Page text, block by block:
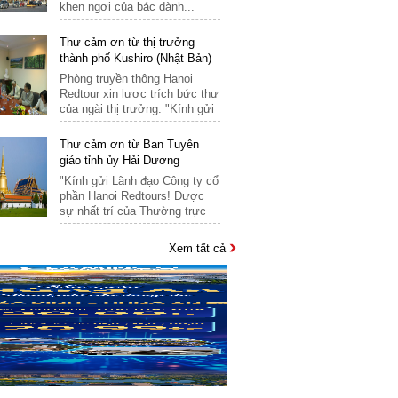
Ba Lan
Bỉ
Bồ Đào Nha
Croatia
Đan Mạch
Đức
Hungary
Hy Lạp
Luxembourg
Malta
Marocco
31
Singapore Srilanka
Thái Lan
Trung Quốc Úc
Ai Cập
khen ngợi của bác dành...
Thư cảm ơn từ thị trưởng
thành phố Kushiro (Nhật Bản)
Phòng truyền thông Hanoi
Redtour xin lược trích bức thư
của ngài thị trưởng: "Kính gửi
Tổng Giám...
Thư cảm ơn từ Ban Tuyên
giáo tỉnh ủy Hải Dương
"Kính gửi Lãnh đạo Công ty cổ
phần Hanoi Redtours! Được
sự nhất trí của Thường trực
tỉnh...
Khách hàng Phạm Công Trân
(huyện Kỳ Anh, tỉnh Hà Tĩnh)
Ban Biên tập xin đăng tải bức
thư này: Những lời động viên
khen ngợi của bác dành...
Thư cảm ơn từ thị trưởng
thành phố Kushiro (Nhật Bản)
Phòng truyền thông Hanoi
Xem tất cả